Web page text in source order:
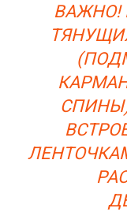
ВАЖНО!